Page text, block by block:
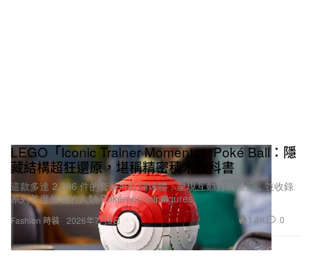
Fashion 時裝
LEGO「Iconic Trainer Moments」Poké Ball：隱
藏結構超狂還原，堪稱精密積木教科書
這款多達 2,386 件的套裝可打開球體，呈現互動對戰場景，並收錄
系列首度登場的人類 Pokémon minifigures。
2026年7月8日 1.8K 0